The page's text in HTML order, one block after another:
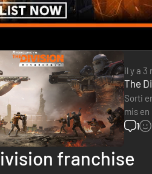
il y a 3
The
Sorti
mis
1
franchise